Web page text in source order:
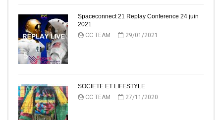
5
Spaceconnect 21 Replay Conference 24 juin
2021
CC TEAM
29/01/2021
SOCIETE ET LIFESTYLE
CC TEAM
27/11/2020